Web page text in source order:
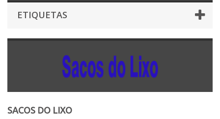
ETIQUETAS
SACOS DO LIXO